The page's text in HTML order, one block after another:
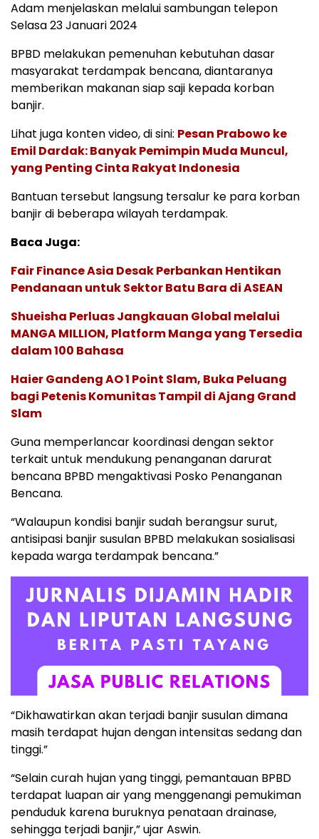
Adam menjelaskan melalui sambungan telepon
Selasa 23 Januari 2024
BPBD melakukan pemenuhan kebutuhan dasar
masyarakat terdampak bencana, diantaranya
memberikan makanan siap saji kepada korban
banjir.
Lihat juga konten video, di sini: Pesan Prabowo ke
Emil Dardak: Banyak Pemimpin Muda Muncul,
yang Penting Cinta Rakyat Indonesia
Bantuan tersebut langsung tersalur ke para korban
banjir di beberapa wilayah terdampak.
Baca Juga:
Fair Finance Asia Desak Perbankan Hentikan
Pendanaan untuk Sektor Batu Bara di ASEAN
Shueisha Perluas Jangkauan Global melalui
MANGA MILLION, Platform Manga yang Tersedia
dalam 100 Bahasa
Haier Gandeng AO 1 Point Slam, Buka Peluang
bagi Petenis Komunitas Tampil di Ajang Grand
Slam
Guna memperlancar koordinasi dengan sektor
terkait untuk mendukung penanganan darurat
bencana BPBD mengaktivasi Posko Penanganan
Bencana.
“Walaupun kondisi banjir sudah berangsur surut,
antisipasi banjir susulan BPBD melakukan sosialisasi
kepada warga terdampak bencana.”
“Dikhawatirkan akan terjadi banjir susulan dimana
masih terdapat hujan dengan intensitas sedang dan
tinggi.”
“Selain curah hujan yang tinggi, pemantauan BPBD
terdapat luapan air yang menggenangi pemukiman
penduduk karena buruknya penataan drainase,
sehingga terjadi banjir,” ujar Aswin.